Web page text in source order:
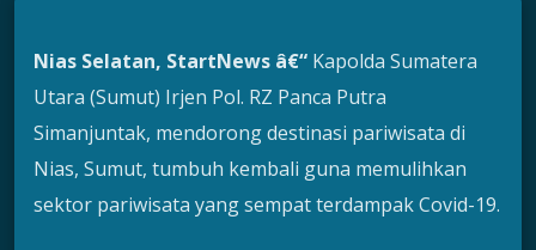
Nias Selatan, StartNews â€“ Kapolda Sumatera
Utara (Sumut) Irjen Pol. RZ Panca Putra
Simanjuntak, mendorong destinasi pariwisata di
Nias, Sumut, tumbuh kembali guna memulihkan
sektor pariwisata yang sempat terdampak Covid-19.